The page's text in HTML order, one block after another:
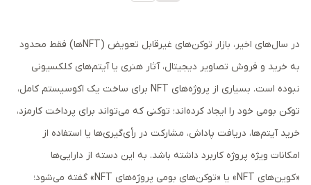
در سال‌های اخیر، بازار توکن‌های غیرقابل تعویض (NFTها) فقط محدود
به خرید و فروش تصاویر دیجیتال، آثار هنری یا آیتم‌های کلکسیونی
نبوده است. بسیاری از پروژه‌های NFT برای ساخت یک اکوسیستم کامل،
توکن بومی خود را ایجاد کرده‌اند؛ توکنی که می‌تواند برای پرداخت کارمزد،
خرید آیتم‌ها، دریافت پاداش، مشارکت در رأی‌گیری‌ها یا استفاده از
امکانات ویژه پروژه کاربرد داشته باشد. به این دسته از دارایی‌ها
«کوین‌های NFT» یا «توکن‌های بومی پروژه‌های NFT» گفته می‌شود؛